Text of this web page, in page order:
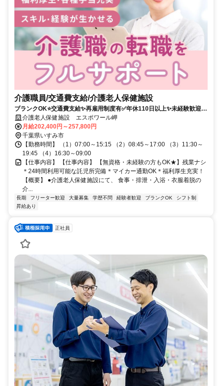
介護職員/交通費支給/介護老人保健施設
ブランクOK⭐️交通費支給✨再雇用制度有✅️年休110日以上✨未経験歓迎⭕️
残業なし✨経験者優遇❗️車通勤ＯＫ
介護老人保健施設 エスポワール岬
月給202,400円～257,800円
千葉県いすみ市
【勤務時間】 （1）07:00～15:15 （2）08:45～17:00 （3）11:30～
19:45 （4）16:30～09:00
【仕事内容】 【仕事内容】 【無資格・未経験の方もOK★】残業ナシ
＊24時間利用可能な託児所完備＊マイカー通勤OK＊福利厚生充実！
【概要】 ●介護老人保健施設にて、 食事・排泄・入浴・衣服着脱の
介...
長期 フリーター歓迎 大量募集 学歴不問 経験者歓迎 ブランクOK
シフト制
昇給あり
正社員